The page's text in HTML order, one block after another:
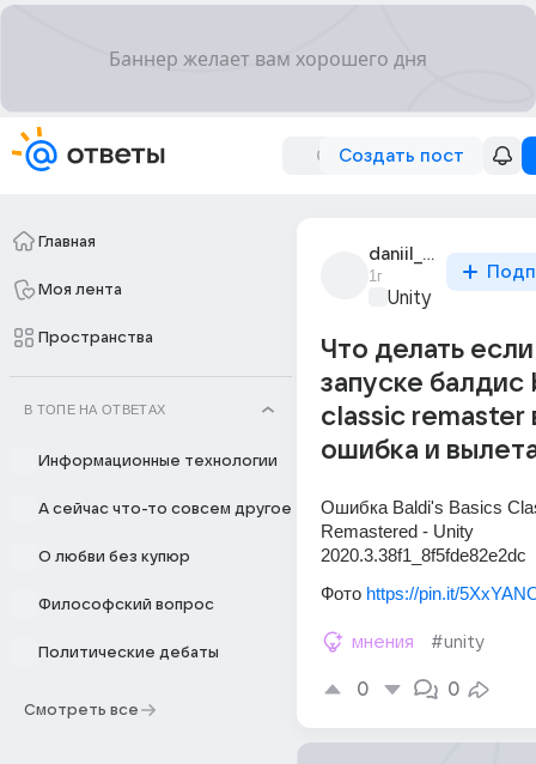
Создать пост
Главная
Моя лента
Пространства
В ТОПЕ НА ОТВЕТАХ
Информационные технологии
А сейчас что-то совсем другое
О любви без купюр
Философский вопрос
Политические дебаты
Смотреть все
daniil_teleroom
1г
Unity
Что делать
запуске балдис
classic remaster
ошибка и
Ошибка Baldi's Basics
Remastered - Unity
2020.3.38f1_8f5fde82e2dc
Фото https://pin.it/
мнения #unity
0 0